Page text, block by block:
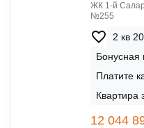
ЖК 1‑й
№255
2 кв
Платите
Квартира
12 044